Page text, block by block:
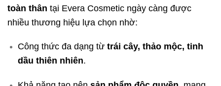
toàn thân tại Evera Cosmetic ngày càng được
nhiều thương hiệu lựa chọn nhờ:
Công thức đa dạng từ trái cây, thảo mộc, tinh
dầu thiên nhiên.